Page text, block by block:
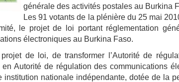
générale des activités postales au Burkina
Les 91 votants de la plénière du 25 mai
le projet de loi portant réglementation
électroniques au Burkina Faso.
projet de loi, de transformer l’Autorité de
Autorité de régulation des communications
institution nationale indépendante, dotée de la